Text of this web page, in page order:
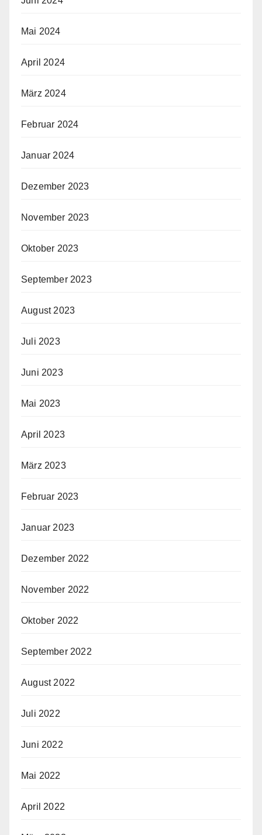
Mai 2024
April 2024
März 2024
Februar 2024
Januar 2024
Dezember 2023
November 2023
Oktober 2023
September 2023
August 2023
Juli 2023
Juni 2023
Mai 2023
April 2023
März 2023
Februar 2023
Januar 2023
Dezember 2022
November 2022
Oktober 2022
September 2022
August 2022
Juli 2022
Juni 2022
Mai 2022
April 2022